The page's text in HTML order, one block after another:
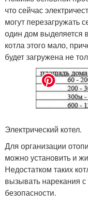
что сейчас
могут перезагружать
один дом выделяется
котла этого мало,
будет загружена не
Электрический котел.
Для организации
можно установить и
Недостатком таких
вызывать нарекания с
безопасности.